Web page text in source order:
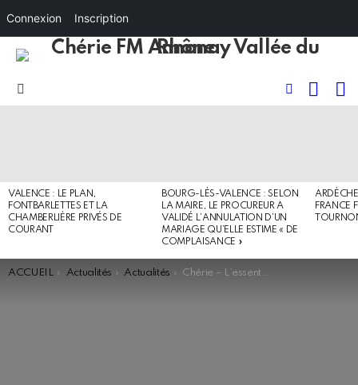
FOLLOW
VALENCE : LE PLAN,
FONTBARLETTES ET LA
CHAMBERLIÈRE PRIVÉS DE
COURANT
BOURG-LÈS-VALENCE : SELON
LA MAIRE, LE PROCUREUR A
VALIDÉ L’ANNULATION D’UN
MARIAGE QU’ELLE ESTIME « DE
COMPLAISANCE »
FRANCE
You are here:
ACCUEIL Actualités Actualités Chérie – L’essentiel de l’actualité (94.0)
Connexion Inscription